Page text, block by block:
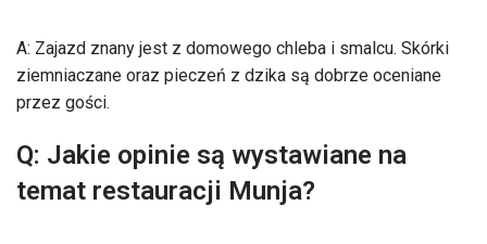
A: Zajazd znany jest z domowego chleba i smalcu. Skórki
ziemniaczane oraz pieczeń z dzika są dobrze oceniane
przez gości.
Q: Jakie opinie są wystawiane na
temat restauracji Munja?